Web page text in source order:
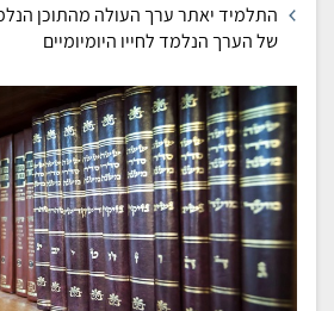
התלמיד יאתר ערך העולה מהתוכן
של הערך הנלמד לחייו היומיומיים